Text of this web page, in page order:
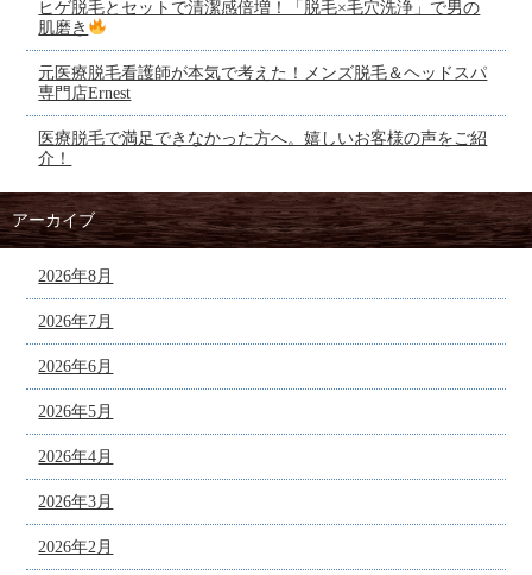
ヒゲ脱毛とセットで清潔感倍増！「脱毛×毛穴洗浄」で男の
肌磨き
元医療脱毛看護師が本気で考えた！メンズ脱毛＆ヘッドスパ
専門店Ernest
医療脱毛で満足できなかった方へ。嬉しいお客様の声をご紹
介！
アーカイブ
2026年8月
2026年7月
2026年6月
2026年5月
2026年4月
2026年3月
2026年2月